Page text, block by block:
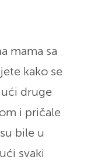
mama sa
kako se
druge
i pričale
bile u
svaki